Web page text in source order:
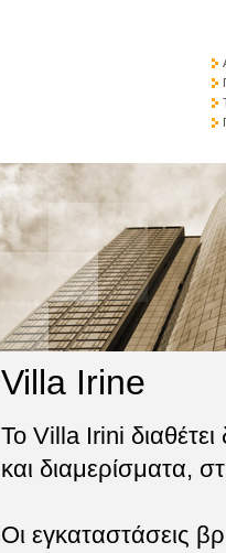
Villa Irine
Το Villa Irini
και διαμερίσματα,
Οι εγκαταστάσεις